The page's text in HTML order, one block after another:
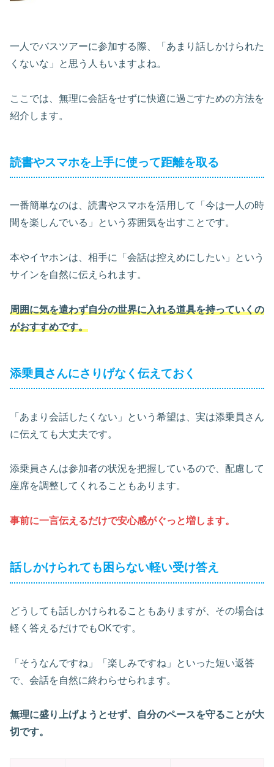
一人でバスツアーに参加する際、「あまり話しかけられた
くないな」と思う人もいますよね。
ここでは、無理に会話をせずに快適に過ごすための方法を
紹介します。
読書やスマホを上手に使って距離を取る
一番簡単なのは、読書やスマホを活用して「今は一人の時
間を楽しんでいる」という雰囲気を出すことです。
本やイヤホンは、相手に「会話は控えめにしたい」という
サインを自然に伝えられます。
周囲に気を遣わず自分の世界に入れる道具を持っていくの
がおすすめです。
添乗員さんにさりげなく伝えておく
「あまり会話したくない」という希望は、実は添乗員さん
に伝えても大丈夫です。
添乗員さんは参加者の状況を把握しているので、配慮して
座席を調整してくれることもあります。
事前に一言伝えるだけで安心感がぐっと増します。
話しかけられても困らない軽い受け答え
どうしても話しかけられることもありますが、その場合は
軽く答えるだけでもOKです。
「そうなんですね」「楽しみですね」といった短い返答
で、会話を自然に終わらせられます。
無理に盛り上げようとせず、自分のペースを守ることが大
切です。